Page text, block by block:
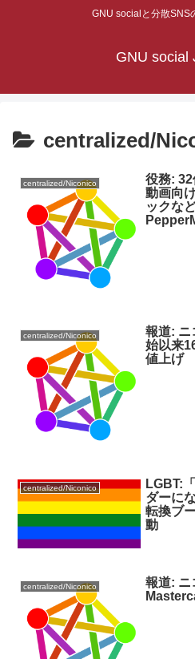
GNU socialと分散SNS
GNU social
centralized/
centralized/Niconico
役務:
動画向
ックな
centralized/Niconico
報道: ニ
始以来
値上げ
centralized/Niconico
LGBT:
ダーに
転換ブ
動
centralized/Niconico
報道: ニ